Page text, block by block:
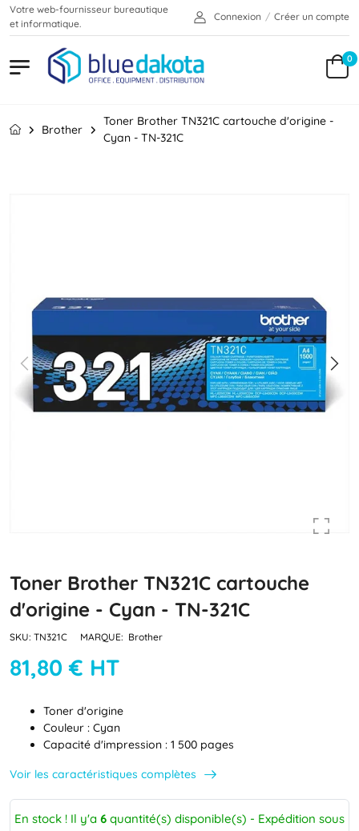
Votre web-fournisseur bureautique
et informatique.
Connexion / Créer un compte
0
Brother
Toner Brother TN321C cartouche d'origine -
Cyan - TN-321C
Toner Brother TN321C cartouche
d'origine - Cyan - TN-321C
SKU: TN321C MARQUE: Brother
81,80 € HT
Toner d'origine
Couleur : Cyan
Capacité d'impression : 1 500 pages
Voir les caractéristiques complètes
En stock ! Il y'a 6 quantité(s) disponible(s) - Expédition sous